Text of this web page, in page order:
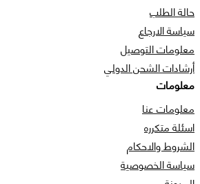
حالة الطلب
سياسة الارجاع
معلومات التوصيل
أرشادات الشحن الدولي
معلومات
معلومات عنا
اسئلة متكرره
الشروط والاحكام
سياسة الخصوصية